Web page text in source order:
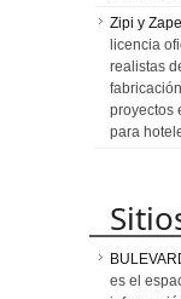
Zipi y Zape
licencia
realistas
proyectos
para
es el